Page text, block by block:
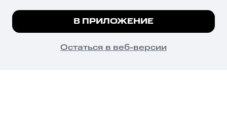
психотропных веществ, их аналогов причиняет вред здоровью,
их незаконный оборот запрещён и влечёт установленную
законодательством ответственность.
© 2026 ООО «КИОН».
Все права защищены
Мы используем куки, чтобы на сайте все
Подробнее
ПОНЯТНО
В ПРИЛОЖЕНИЕ
Остаться в веб-версии